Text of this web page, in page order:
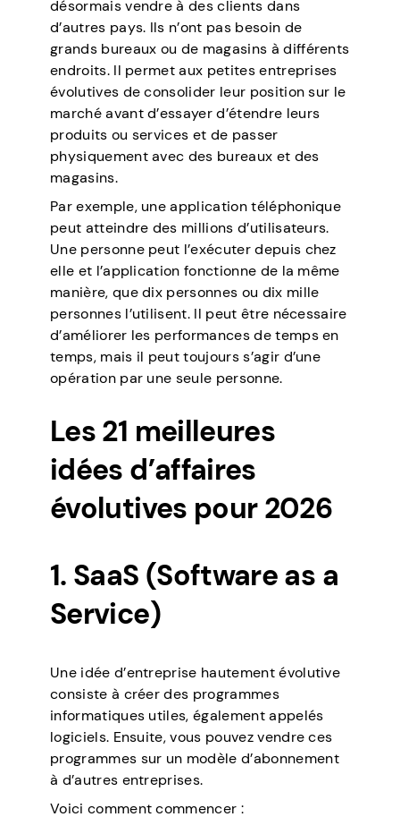
désormais vendre à des clients dans
d’autres pays. Ils n’ont pas besoin de
grands bureaux ou de magasins à différents
endroits. Il permet aux petites entreprises
évolutives de consolider leur position sur le
marché avant d’essayer d’étendre leurs
produits ou services et de passer
physiquement avec des bureaux et des
magasins.
Par exemple, une application téléphonique
peut atteindre des millions d’utilisateurs.
Une personne peut l’exécuter depuis chez
elle et l’application fonctionne de la même
manière, que dix personnes ou dix mille
personnes l’utilisent. Il peut être nécessaire
d’améliorer les performances de temps en
temps, mais il peut toujours s’agir d’une
opération par une seule personne.
Les 21 meilleures
idées d’affaires
évolutives pour 2026
1. SaaS (Software as a
Service)
Une idée d’entreprise hautement évolutive
consiste à créer des programmes
informatiques utiles, également appelés
logiciels. Ensuite, vous pouvez vendre ces
programmes sur un modèle d’abonnement
à d’autres entreprises.
Voici comment commencer :